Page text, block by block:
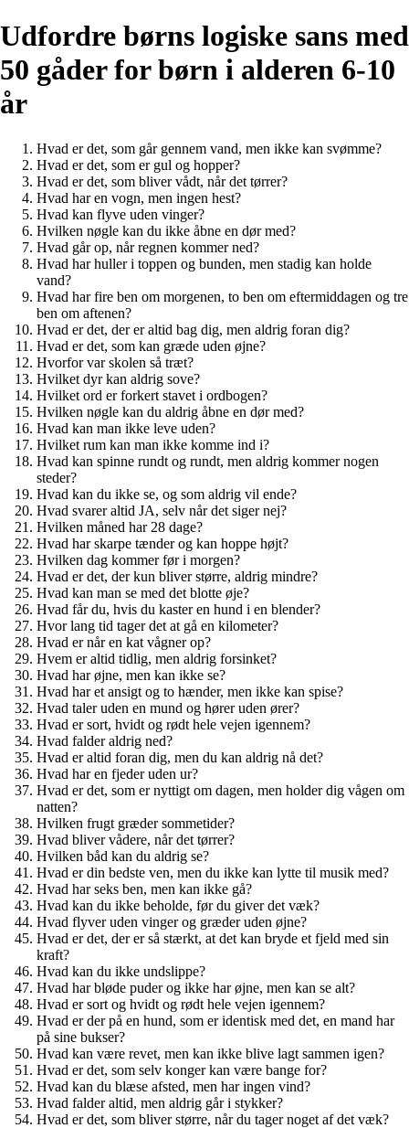
Udfordre børns logiske sans med
50 gåder for børn i alderen 6-10
år
Hvad er det, som går gennem vand, men ikke kan svømme?
Hvad er det, som er gul og hopper?
Hvad er det, som bliver vådt, når det tørrer?
Hvad har en vogn, men ingen hest?
Hvad kan flyve uden vinger?
Hvilken nøgle kan du ikke åbne en dør med?
Hvad går op, når regnen kommer ned?
Hvad har huller i toppen og bunden, men stadig kan holde
vand?
Hvad har fire ben om morgenen, to ben om eftermiddagen og tre
ben om aftenen?
Hvad er det, der er altid bag dig, men aldrig foran dig?
Hvad er det, som kan græde uden øjne?
Hvorfor var skolen så træt?
Hvilket dyr kan aldrig sove?
Hvilket ord er forkert stavet i ordbogen?
Hvilken nøgle kan du aldrig åbne en dør med?
Hvad kan man ikke leve uden?
Hvilket rum kan man ikke komme ind i?
Hvad kan spinne rundt og rundt, men aldrig kommer nogen
steder?
Hvad kan du ikke se, og som aldrig vil ende?
Hvad svarer altid JA, selv når det siger nej?
Hvilken måned har 28 dage?
Hvad har skarpe tænder og kan hoppe højt?
Hvilken dag kommer før i morgen?
Hvad er det, der kun bliver større, aldrig mindre?
Hvad kan man se med det blotte øje?
Hvad får du, hvis du kaster en hund i en blender?
Hvor lang tid tager det at gå en kilometer?
Hvad er når en kat vågner op?
Hvem er altid tidlig, men aldrig forsinket?
Hvad har øjne, men kan ikke se?
Hvad har et ansigt og to hænder, men ikke kan spise?
Hvad taler uden en mund og hører uden ører?
Hvad er sort, hvidt og rødt hele vejen igennem?
Hvad falder aldrig ned?
Hvad er altid foran dig, men du kan aldrig nå det?
Hvad har en fjeder uden ur?
Hvad er det, som er nyttigt om dagen, men holder dig vågen om
natten?
Hvilken frugt græder sommetider?
Hvad bliver vådere, når det tørrer?
Hvilken båd kan du aldrig se?
Hvad er din bedste ven, men du ikke kan lytte til musik med?
Hvad har seks ben, men kan ikke gå?
Hvad kan du ikke beholde, før du giver det væk?
Hvad flyver uden vinger og græder uden øjne?
Hvad er det, der er så stærkt, at det kan bryde et fjeld med sin
kraft?
Hvad kan du ikke undslippe?
Hvad har bløde puder og ikke har øjne, men kan se alt?
Hvad er sort og hvidt og rødt hele vejen igennem?
Hvad er der på en hund, som er identisk med det, en mand har
på sine bukser?
Hvad kan være revet, men kan ikke blive lagt sammen igen?
Hvad er det, som selv konger kan være bange for?
Hvad kan du blæse afsted, men har ingen vind?
Hvad falder altid, men aldrig går i stykker?
Hvad er det, som bliver større, når du tager noget af det væk?